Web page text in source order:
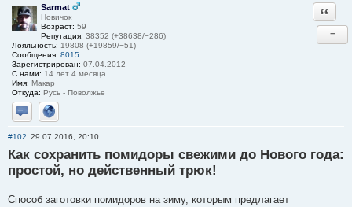
Sarmat
Новичок
Возраст: 59
Репутация: 38352 (+38638/−286)
Лояльность: 19808 (+19859/−51)
Сообщения: 8015
Зарегистрирован: 07.04.2012
С нами: 14 лет 4 месяца
Имя: Макар
Откуда: Русь - Поволжье
Отправить личное сообщение
Сайт
−
#102 29.07.2016, 20:10
Как сохранить помидоры свежими до Нового года:
простой, но действенный трюк!
Способ заготовки помидоров на зиму, которым предлагает